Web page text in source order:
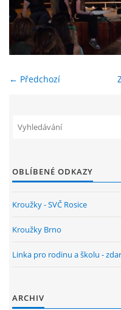
ŠKOLSKÁ RADA
PROJEKTY
ENVIRONMENTÁLNÍ
ARCHIV
NAŠE ÚSPĚCHY
← Předchozí
OBLÍBENÉ ODKAZY
Kroužky - SVČ Rosice
Kroužky Brno
Linka pro rodinu a školu -
ARCHIV